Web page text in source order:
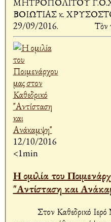
ΜΗΤΡΟΠΟΛΙΤΟΥ
ΒΟΙΩΤΙΑΣ κ.
29/09/2016. Τὸν
12/10/2016
<1min
Η ομιλία του
"Αντίσταση και
Στον Καθεδρικό Ιερό